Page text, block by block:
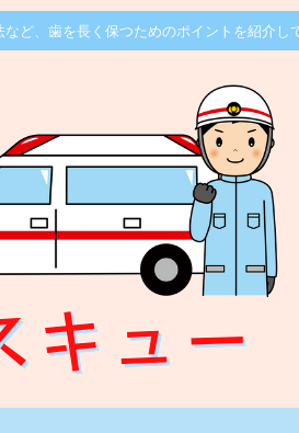
ど、歯を長く保つためのポイントを紹介し